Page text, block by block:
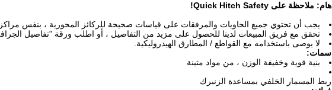
هام: ملاحظة على Quick Hitch Safety!
يجب أن تحتوي جميع الحاويات والمرفقات على قياسات صحيحة للركائز المحورية ، بنفس مراكز
تحقق مع فريق المبيعات لدينا للحصول على مزيد من التفاصيل ، أو اطلب ورقة "تفاصيل
لا يوصى باستخدامه مع القواطع / المطارق الهيدروليكية.
سمات:
بنية قوية وخفيفة الوزن ، من مواد متينة
ربط المسمار الخلفي بمساعدة الزنبرك